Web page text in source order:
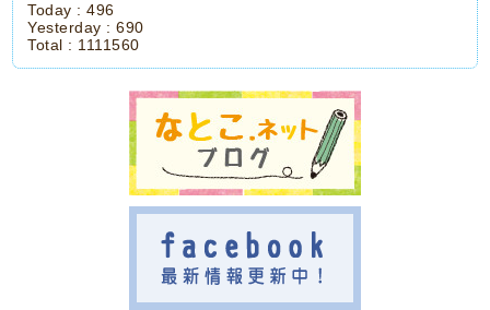
Today :496
Yesterday :690
Total : 1111560